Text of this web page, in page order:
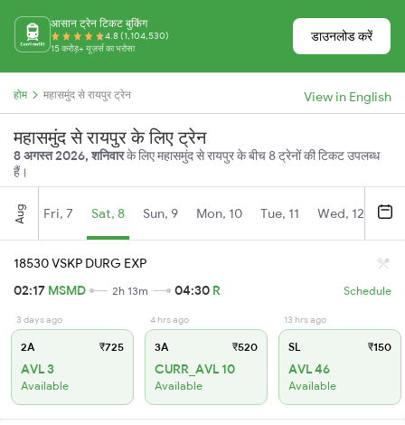
आसान ट्रेन टिकट बुकिंग
4.8 (1,104,530)
15 करोड़+ यूज़र्स का भरोसा
डाउनलोड करें
होम महासमुंद से रायपुर ट्रेन View in English
महासमुंद से रायपुर के लिए ट्रेन
8 अगस्त 2026, शनिवारके लिए महासमुंद से रायपुर के बीच 8 ट्रेनों की टिकट उपलब्ध
हैं।
Aug Fri, 7 Sat, 8 Sun, 9 Mon, 10 Tue, 11 Wed, 12
18530 VSKP DURG EXP
02:17 MSMD 2h 13m 04:30 R Schedule
3 days ago
2A ₹725
AVL 3
Available
4 hrs ago
3A ₹520
CURR_AVL 10
Available
13 hrs ago
SL ₹150
AVL 46
Available